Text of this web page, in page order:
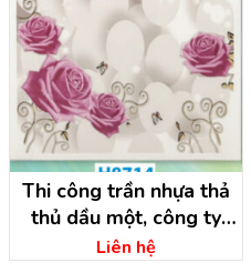
Thi công trần nhựa thả
thủ dầu một, công ty
trần nhựa bình dương
Liên hệ